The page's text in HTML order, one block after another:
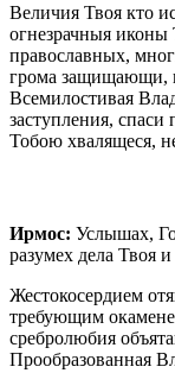
Величия Твоя кто
огнезрачныя иконы
православных,
грома защищающи,
Всемилостивая
заступления, спаси
Тобою хвалящеся,
Ирмос: Услышах,
разумех дела Твоя
Жестокосердием
требующим
сребролюбия
Прообразованная